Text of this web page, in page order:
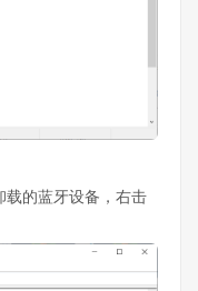
的蓝牙设备，右击